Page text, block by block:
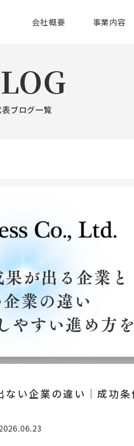
会社概要 事業内容
ブログ一覧
い企業の違い｜成功